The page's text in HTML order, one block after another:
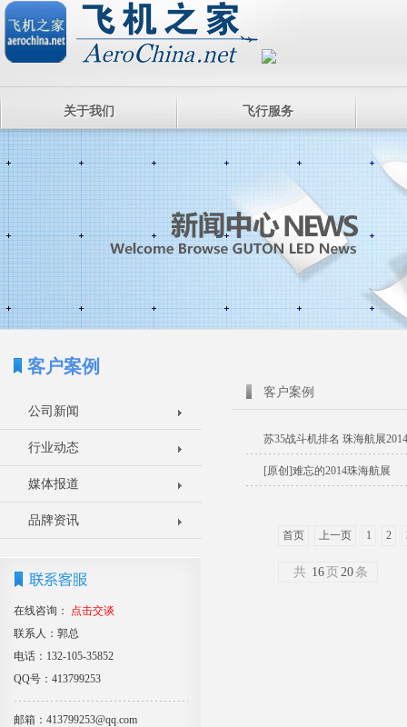
关于我们 飞行服务
客户案例
公司新闻
行业动态
媒体报道
品牌资讯
在线咨询：
点击交谈
联系人：郭总
电话：132-105-35852
QQ号：413799253
邮箱：413799253@qq.com
客户案例
苏35战斗机排名 珠海航展
[原创]难忘的2014珠海航展
首页 上一页 1 2
共 16 页 20 条